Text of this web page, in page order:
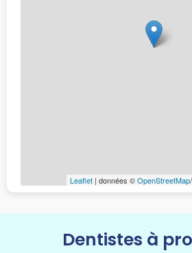
Leaflet | données ©OpenStreetMap
Dentistes à